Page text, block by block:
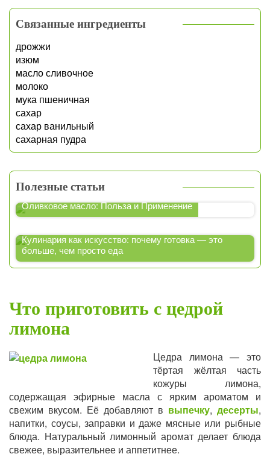
Связанные ингредиенты
дрожжи
изюм
масло сливочное
молоко
мука пшеничная
сахар
сахар ванильный
сахарная пудра
Полезные статьи
Оливковое масло: Польза и Применение
Кулинария как искусство: почему готовка — это
больше, чем просто еда
Что приготовить с цедрой
лимона
Цедра лимона — это
тёртая жёлтая часть
кожуры лимона,
содержащая эфирные масла с ярким ароматом и
свежим вкусом. Её добавляют в выпечку, десерты,
напитки, соусы, заправки и даже мясные или рыбные
блюда. Натуральный лимонный аромат делает блюда
свежее, выразительнее и аппетитнее.